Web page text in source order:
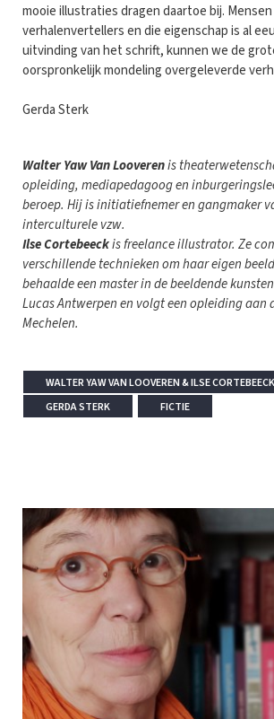
mooie illustraties dragen daartoe bij.
verhalenvertellers en die eigenschap is al
uitvinding van het schrift, kunnen we de
oorspronkelijk mondeling overgeleverde
Gerda Sterk
Walter Yaw Van Looverenis
opleiding, mediapedagoog en
beroep. Hij is initiatiefnemer en gangmaker
interculturele vzw.
Ilse Cortebeeckis freelance illustrator. Ze
verschillende technieken om haar eigen
behaalde een master in de beeldende
Lucas Antwerpen en volgt een opleiding aan
Mechelen.
WALTER YAW VAN LOOVEREN & ILSE CORTEBEECK
GERDA STERK
FICTIE